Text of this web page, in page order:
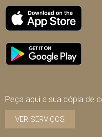
Peça aqui a sua cópia de
VER SERVIÇOS